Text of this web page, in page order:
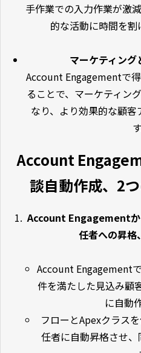
手作業での入力作業が激
的な活動に時間を割
マーケティン
Account Engagementで
ることで、マーケティン
なり、より効果的な顧
Account
談自動作成、2
Account Engagementか
任者への昇格
Account Engagement
件を満たした見込み顧
に自動
フローとApexクラス
任者に自動昇格させ